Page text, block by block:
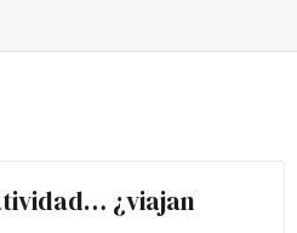
¿viajan